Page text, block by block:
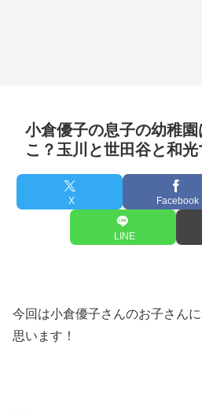
小倉優子の息子の幼稚
こ？玉川と世田谷と和光
X Facebook
LINE
今回は小倉優子さんのお子さん
思います！